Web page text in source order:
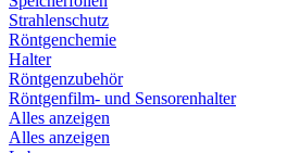
Strahlenschutz
Röntgenchemie
Halter
Röntgenzubehör
Röntgenfilm- und Sensorenhalter
Alles anzeigen
Alles anzeigen